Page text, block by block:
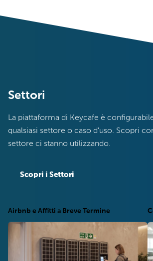
Settori
La piattaforma di Keycafe è
qualsiasi settore o caso d'uso. Scopri
settore ci stanno utilizzando.
Scopri i Settori
Airbnb e Affitti a Breve Termine